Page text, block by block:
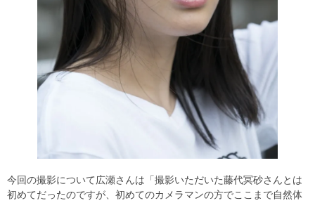
今回の撮影について広瀬さんは「撮影いただいた藤代冥砂さんとは
初めてだったのですが、初めてのカメラマンの方でここまで自然体